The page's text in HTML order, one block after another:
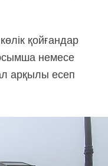
қойғандар
немесе
арқылы есеп